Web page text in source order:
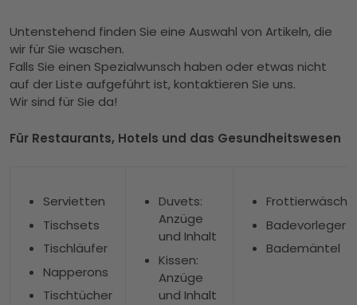
Untenstehend finden Sie eine Auswahl von Artikeln, die
wir für Sie waschen.
Falls Sie einen Spezialwunsch haben oder etwas nicht
auf der Liste aufgeführt ist, kontaktieren Sie uns.
Wir sind für Sie da!
Für Restaurants, Hotels und das Gesundheitswesen
Servietten
Tischsets
Tischläufer
Napperons
Tischtücher
Duvets:
Anzüge
und Inhalt
Kissen:
Anzüge
und Inhalt
Frottierwäsche
Badevorleger
Bademäntel